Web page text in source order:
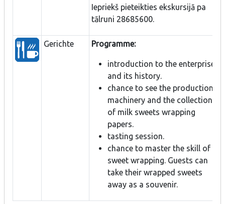
Iepriekš pieteikties ekskursijā pa
tālruni 28685600.
Gerichte Programme:
introduction to the enterprise
and its history.
chance to see the production
machinery and the collection
of milk sweets wrapping
papers.
tasting session.
chance to master the skill of
sweet wrapping. Guests can
take their wrapped sweets
away as a souvenir.